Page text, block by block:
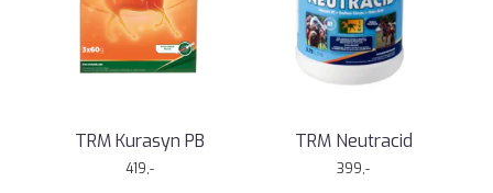
TRM Kurasyn PB
419,-
TRM Neutracid
399,-